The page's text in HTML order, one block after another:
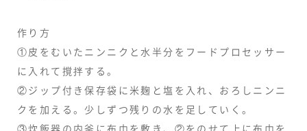
作り方
①皮をむいたニンニクと水半分をフードプロセッサー
に入れて撹拌する。
②ジップ付き保存袋に米麹と塩を入れ、おろしニンニ
クを加える。少しずつ残りの水を足していく。
③炊飯器の内釜に布巾を敷き、②をのせて上に布巾を